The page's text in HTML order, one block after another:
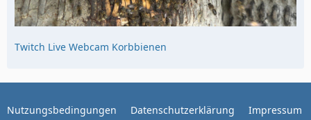
Twitch Live Webcam Korbbienen
Nutzungsbedingungen Datenschutzerklärung Impressum